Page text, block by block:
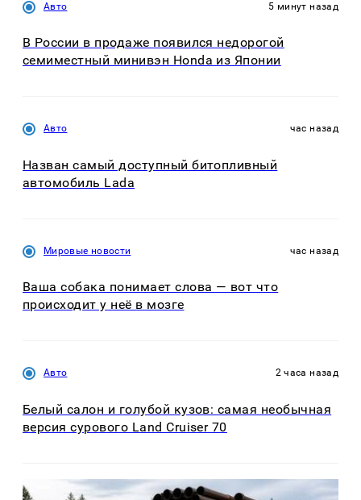
Авто 5 минут назад
В России в продаже появился недорогой
семиместный минивэн Honda из Японии
Авто час назад
Назван самый доступный битопливный
автомобиль Lada
Мировые новости час назад
Ваша собака понимает слова — вот что
происходит у неё в мозге
Авто 2 часа назад
Белый салон и голубой кузов: самая необычная
версия сурового Land Cruiser 70